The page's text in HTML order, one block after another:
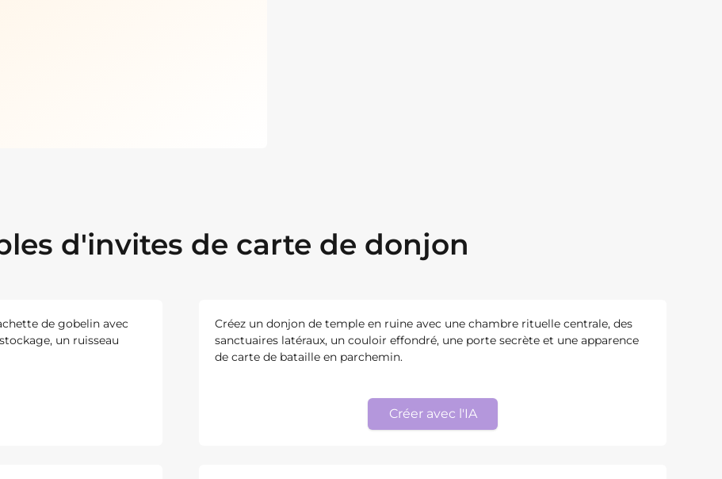
d'invites de carte de donjon
de gobelin avec
un ruisseau
Créez un donjon de temple en ruine avec une chambre rituelle centrale, des
sanctuaires latéraux, un couloir effondré, une porte secrète et une apparence
de carte de bataille en parchemin.
Créer avec l'IA